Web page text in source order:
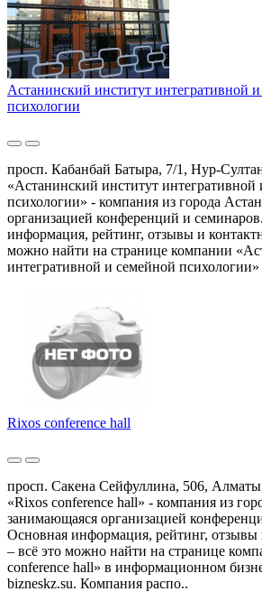
Астанинский институт интегративной
психологии
просп. Кабанбай Батыра, 7/1, Нур-
«Астанинский институт интегративной
психологии» - компания из города
организацией конференций и
информация, рейтинг, отзывы и
можно найти на странице компании
интегративной и семейной психологии»
Rixos conference hall
просп. Сакена Сейфуллина, 506,
«Rixos conference hall» - компания из
занимающаяся организацией
Основная информация, рейтинг,
– всё это можно найти на странице
conference hall» в информационном
bizneskz.su. Компания распо..